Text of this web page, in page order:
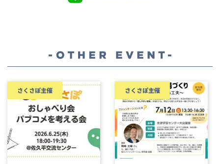
さくさぽ主催 さくさぽ主催